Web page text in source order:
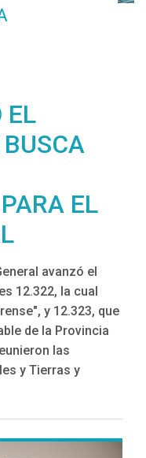
EL
BUSCA
EL
avanzó el
12.322, la cual
y 12.323, que
de la Provincia
las
y Tierras y